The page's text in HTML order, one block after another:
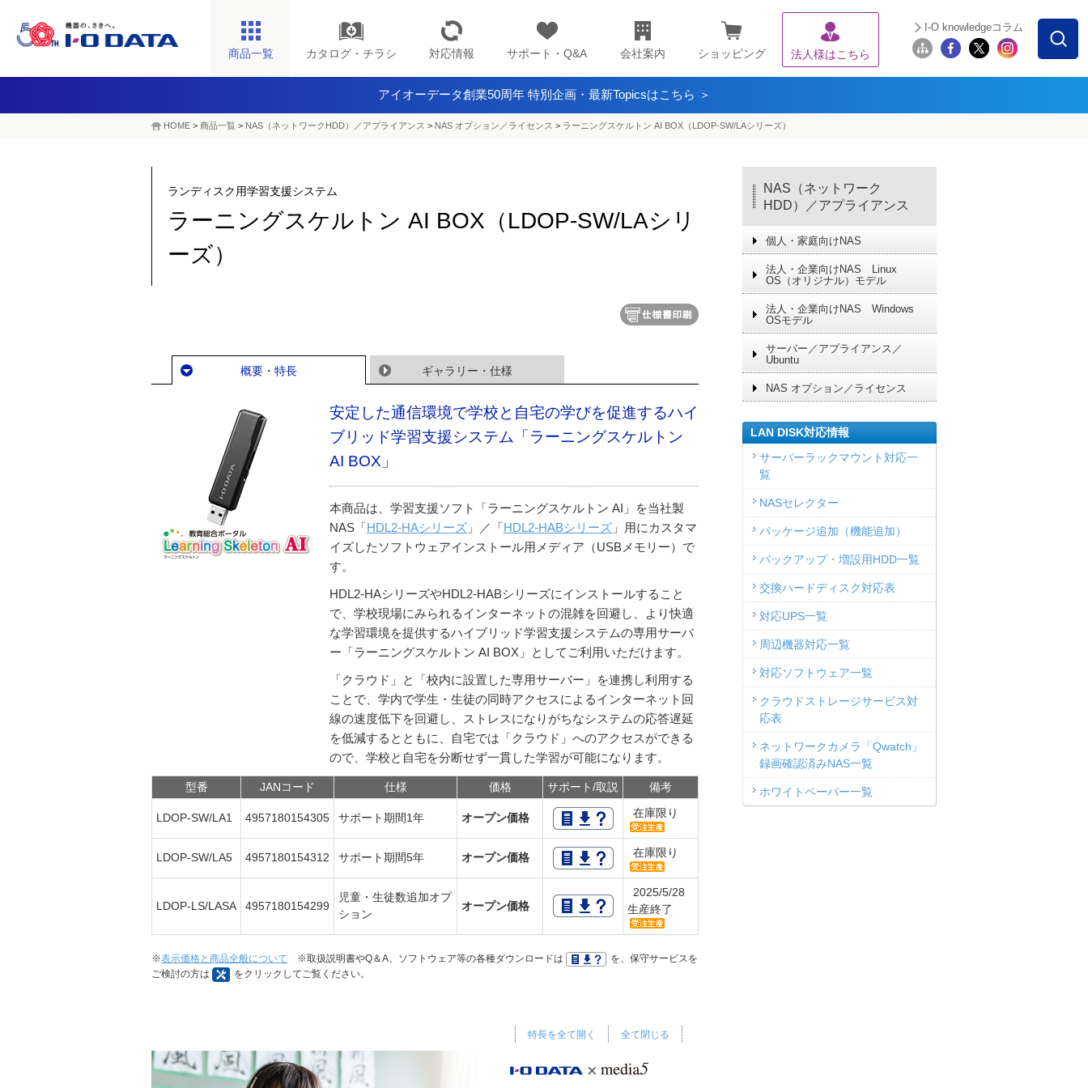
商品一覧 カタログ・チラシ 対応情報 サポート・Q&A 会社案内 ショッピング 法人様はこちら
I-O knowledgeコラム
アイオーデータ創業50周年 特別企画・最新Topicsはこちら ＞
HOME > 商品一覧 > NAS（ネットワークHDD）／アプライアンス​ > NAS オプション／ライセンス > ラーニングスケルトン AI BOX（LDOP-SW/LAシリーズ）
ランディスク用学習支援システム
ラーニングスケルトン AI BOX（LDOP-SW/LAシリ
ーズ）
概要・特長 ギャラリー・仕様
安定した通信環境で学校と自宅の学びを促進するハイ
ブリッド学習支援システム「ラーニングスケルトン
AI BOX」
本商品は、学習支援ソフト「ラーニングスケルトン AI」を当社製
NAS「HDL2-HAシリーズ 」／「HDL2-HABシリーズ 」用にカスタマ
イズしたソフトウェアインストール用メディア（USBメモリー）で
す。
HDL2-HAシリーズやHDL2-HABシリーズにインストールすること
で、学校現場にみられるインターネットの混雑を回避し、より快適
な学習環境を提供するハイブリッド学習支援システムの専用サーバ
ー「ラーニングスケルトン AI BOX」としてご利用いただけます。
「クラウド」と「校内に設置した専用サーバー」を連携し利用する
ことで、学内で学生・生徒の同時アクセスによるインターネット回
線の速度低下を回避し、ストレスになりがちなシステムの応答遅延
を低減するとともに、自宅では「クラウド」へのアクセスができる
ので、学校と自宅を分断せず一貫した学習が可能になります。
型番 JANコード 仕様 価格 サポート/取説 備考
LDOP-SW/LA1 4957180154305 サポート期間1年 オープン価格 在庫限り
LDOP-SW/LA5 4957180154312 サポート期間5年 オープン価格 在庫限り
LDOP-LS/LASA 4957180154299
児童・生徒数追加オプ
ション
オープン価格
2025/5/28
生産終了
※表示価格と商品全般について ※取扱説明書やQ＆A、ソフトウェア等の各種ダウンロードは
を、保守サービスを
ご検討の方は
をクリックしてご覧ください。
全て閉じる
特長を全て開く
NAS（ネットワーク
HDD）／アプライアンス
個人・家庭向けNAS
法人・企業向けNAS Linux
OS（オリジナル）モデル
法人・企業向けNAS Windows
OSモデル
サーバー／アプライアンス／
Ubuntu
NAS オプション／ライセンス
LAN DISK対応情報
サーバーラックマウント対応一
覧
NASセレクター
パッケージ追加（機能追加）
バックアップ・増設用HDD一覧
交換ハードディスク対応表
対応UPS一覧
周辺機器対応一覧
対応ソフトウェア一覧
クラウドストレージサービス対
応表
ネットワークカメラ「Qwatch」
録画確認済みNAS一覧
ホワイトペーパー一覧